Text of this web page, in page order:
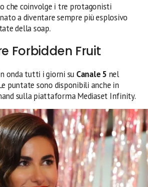
che coinvolge i tre protagonisti
a diventare sempre più esplosivo
della soap.
Forbidden Fruit
onda tutti i giorni su Canale 5 nel
puntate sono disponibili anche in
sulla piattaforma Mediaset Infinity.